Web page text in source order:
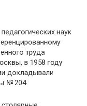
наук
труда
в 1958 году
докладывали
№ 204.